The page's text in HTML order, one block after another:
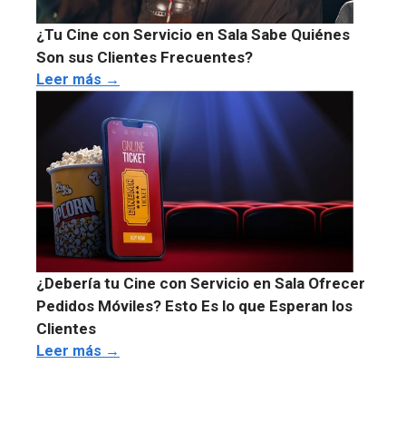
¿Tu Cine con Servicio en Sala Sabe Quiénes
Son sus Clientes Frecuentes?
Leer más →
¿Debería tu Cine con Servicio en Sala Ofrecer
Pedidos Móviles? Esto Es lo que Esperan los
Clientes
Leer más →